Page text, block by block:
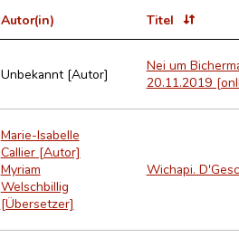
Autor(in) Titel
Unbekannt [Autor]
Nei um
20.11.2019
Marie-Isabelle
Callier [Autor]
Myriam
Welschbillig
[Übersetzer]
Wichapi.